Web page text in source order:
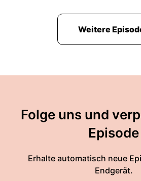
Weitere
Folge uns und
Episode
Erhalte automatisch neue
Endgerät.